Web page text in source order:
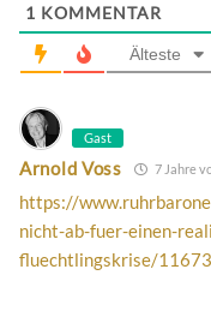
1 KOMMENTAR
Älteste
Gast
Arnold Voss 7 Jahre
https://
nicht-ab-fuer-einen-
fluechtlingskrise/